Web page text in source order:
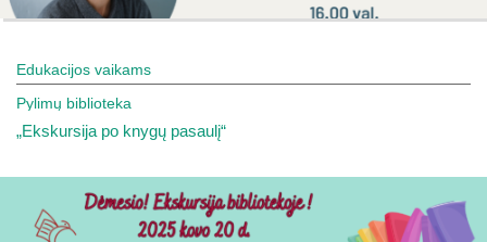
Edukacijos vaikams
Pylimų biblioteka
„Ekskursija po knygų pasaulį“